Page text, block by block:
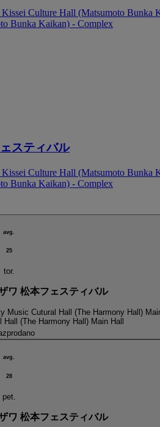
Culture Hall (Matsumoto Bunka
Bunka Kaikan) - Complex
スティバル
Culture Hall (Matsumoto Bunka
Bunka Kaikan) - Complex
avg.
25
tor.
ワ 松本フェスティバル
Music Cutural Hall (The Harmony Hall)
(The Harmony Hall) Main Hall
avg.
28
pet.
ワ 松本フェスティバル